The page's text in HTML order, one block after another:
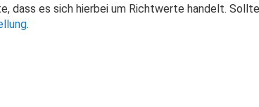
dass es sich hierbei um Richtwerte handelt.
.